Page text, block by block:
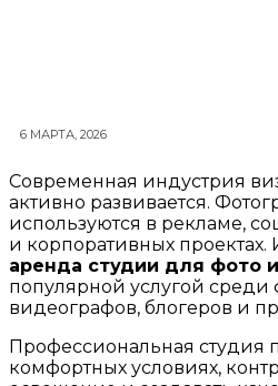
6 МАРТА, 2026
Современная индустрия
активно развивается.
используются в рекламе,
и корпоративных
аренда студии для фото
популярной услугой среди
видеографов, блогеров и
Профессиональная студия
комфортных условиях,